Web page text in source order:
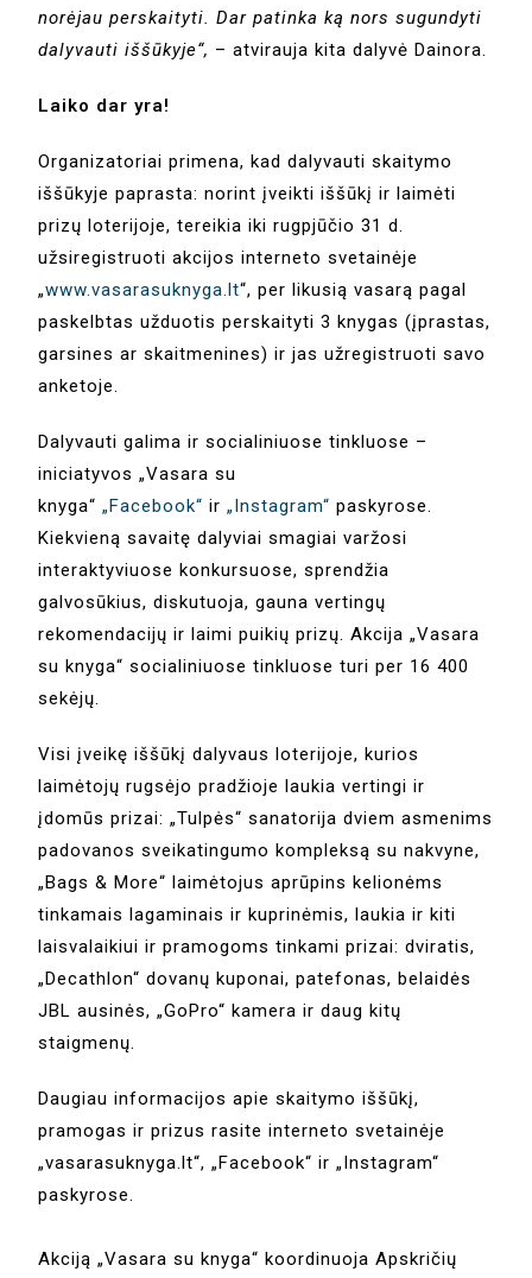
norėjau perskaityti. Dar patinka ką nors sugundyti
dalyvauti iššūkyje“, – atvirauja kita dalyvė Dainora.
Laiko dar yra!
Organizatoriai primena, kad dalyvauti skaitymo
iššūkyje paprasta: norint įveikti iššūkį ir laimėti
prizų loterijoje, tereikia iki rugpjūčio 31 d.
užsiregistruoti akcijos interneto svetainėje
„www.vasarasuknyga.lt“, per likusią vasarą pagal
paskelbtas užduotis perskaityti 3 knygas (įprastas,
garsines ar skaitmenines) ir jas užregistruoti savo
anketoje.
Dalyvauti galima ir socialiniuose tinkluose –
iniciatyvos „Vasara su
knyga“„Facebook“ ir„Instagram“ paskyrose.
Kiekvieną savaitę dalyviai smagiai varžosi
interaktyviuose konkursuose, sprendžia
galvosūkius, diskutuoja, gauna vertingų
rekomendacijų ir laimi puikių prizų. Akcija „Vasara
su knyga“ socialiniuose tinkluose turi per 16 400
sekėjų.
Visi įveikę iššūkį dalyvaus loterijoje, kurios
laimėtojų rugsėjo pradžioje laukia vertingi ir
įdomūs prizai: „Tulpės“ sanatorija dviem asmenims
padovanos sveikatingumo kompleksą su nakvyne,
„Bags & More“ laimėtojus aprūpins kelionėms
tinkamais lagaminais ir kuprinėmis, laukia ir kiti
laisvalaikiui ir pramogoms tinkami prizai: dviratis,
„Decathlon“ dovanų kuponai, patefonas, belaidės
JBL ausinės, „GoPro“ kamera ir daug kitų
staigmenų.
Daugiau informacijos apie skaitymo iššūkį,
pramogas ir prizus rasite interneto svetainėje
„vasarasuknyga.lt“, „Facebook“ ir „Instagram“
paskyrose.
Akciją „Vasara su knyga“ koordinuoja Apskričių